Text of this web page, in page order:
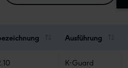
Ausführung
K-Guard